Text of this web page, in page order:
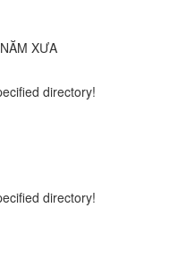
XƯA
directory!
directory!